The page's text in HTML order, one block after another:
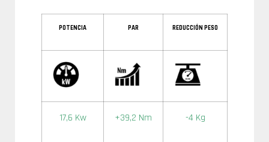
POTENCIA PAR REDUCCIÓN PESO
17,6 Kw +39,2 Nm -4 Kg